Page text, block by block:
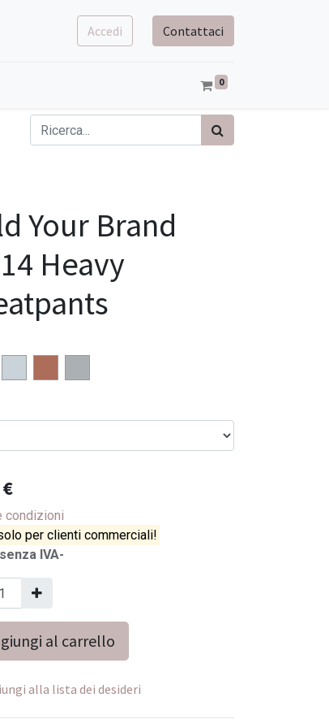
Accedi Contattaci
0
Your Brand
Heavy
€
condizioni
per clienti commerciali!
IVA-
al carrello
alla lista dei desideri